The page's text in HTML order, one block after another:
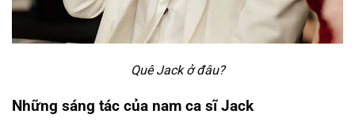
Quê Jack ở đâu?
Những sáng tác của nam ca sĩ Jack